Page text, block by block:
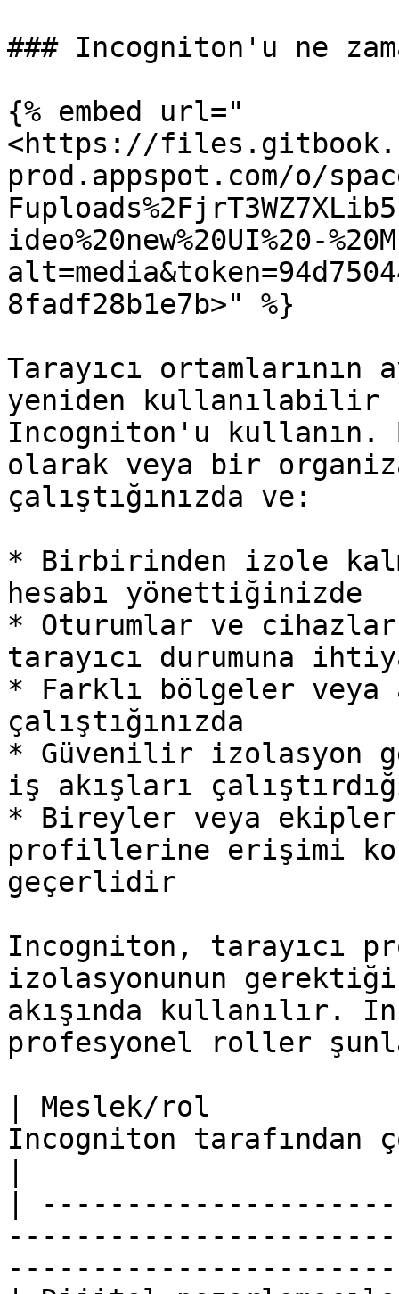
### Incogniton'u ne
{% embed url="
<https://
prod.appspot.com/o/
ideo%20new%20UI%20-
8fadf28b1e7b>" %}
Tarayıcı
yeniden kullanılabilir
Incogniton'u kullanın.
olarak veya bir
çalıştığınızda ve:
* Birbirinden izole
hesabı yönettiğinizde
* Oturumlar ve
tarayıcı durumuna
* Farklı bölgeler veya
çalıştığınızda
* Güvenilir izolasyon
iş akışları
* Bireyler veya ekipler
profillerine erişimi
geçerlidir
Incogniton, tarayıcı
izolasyonunun
akışında kullanılır.
profesyonel roller
| Meslek/rol
Incogniton tarafından
|